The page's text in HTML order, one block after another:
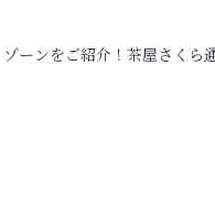
ーンをご紹介！茶屋さくら